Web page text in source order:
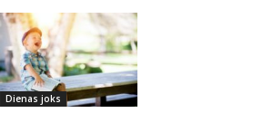
Dienas joks